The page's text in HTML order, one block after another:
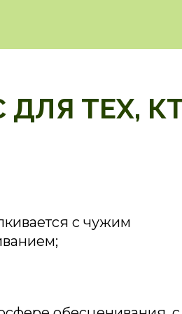
ДЛЯ ТЕХ,
с чужим